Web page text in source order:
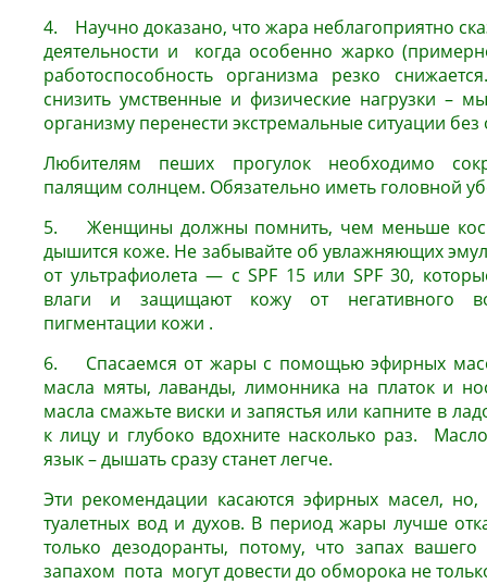
4. Научно доказано, что жара неблагоприятно
деятельности и когда особенно жарко
работоспособность организма резко
снизить умственные и физические нагрузки –
организму перенести экстремальные ситуации
Любителям пеших прогулок необходимо
палящим солнцем. Обязательно иметь головной
5. Женщины должны помнить, чем меньше
дышится коже. Не забывайте об увлажняющих
от ультрафиолета — с SPF 15 или SPF 30,
влаги и защищают кожу от негативного
пигментации кожи .
6. Спасаемся от жары с помощью эфирных
масла мяты, лаванды, лимонника на платок и
масла смажьте виски и запястья или капните в
к лицу и глубоко вдохните насколько раз.
язык – дышать сразу станет легче.
Эти рекомендации касаются эфирных масел,
туалетных вод и духов. В период жары лучше
только дезодоранты, потому, что запах
запахом пота могут довести до обморока не